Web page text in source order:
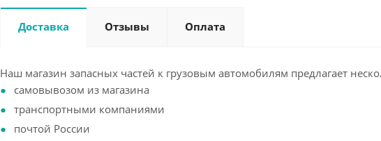
Доставка Отзывы Оплата
Наш магазин запасных частей к грузовым автомобилям предлагает
самовывозом из магазина
транспортными компаниями
почтой России